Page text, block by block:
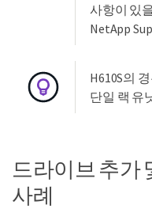
사항이 있
NetApp
H610S의
단일 랙 유
드라이브 추가
사례